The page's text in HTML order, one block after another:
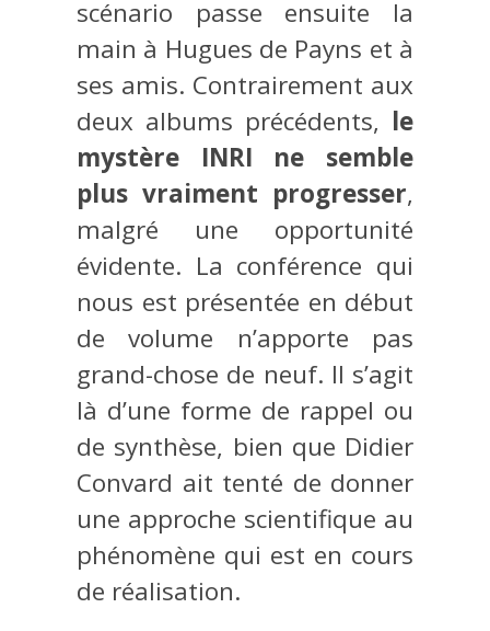
scénario passe ensuite la
main à Hugues de Payns et à
ses amis. Contrairement aux
deux albums précédents, le
mystère INRI ne semble
plus vraiment progresser,
malgré une opportunité
évidente. La conférence qui
nous est présentée en début
de volume n’apporte pas
grand-chose de neuf. Il s’agit
là d’une forme de rappel ou
de synthèse, bien que Didier
Convard ait tenté de donner
une approche scientifique au
phénomène qui est en cours
de réalisation.